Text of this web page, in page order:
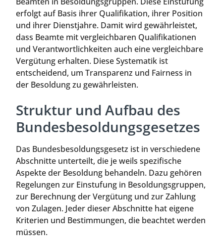
erfolgt auf Basis ihrer Qualifikation, ihrer Position
und ihrer Dienstjahre. Damit wird gewährleistet,
dass Beamte mit vergleichbaren Qualifikationen
und Verantwortlichkeiten auch eine vergleichbare
Vergütung erhalten. Diese Systematik ist
entscheidend, um Transparenz und Fairness in
der Besoldung zu gewährleisten.
Struktur und Aufbau des
Bundesbesoldungsgesetzes
Das Bundesbesoldungsgesetz ist in verschiedene
Abschnitte unterteilt, die je weils spezifische
Aspekte der Besoldung behandeln. Dazu gehören
Regelungen zur Einstufung in Besoldungsgruppen,
zur Berechnung der Vergütung und zur Zahlung
von Zulagen. Jeder dieser Abschnitte hat eigene
Kriterien und Bestimmungen, die beachtet werden
müssen.